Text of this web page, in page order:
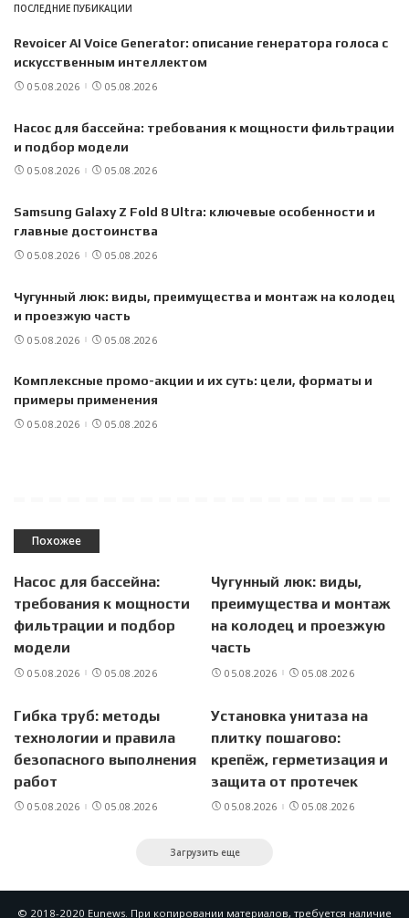
ПОСЛЕДНИЕ ПУБИКАЦИИ
Revoicer AI Voice Generator: описание генератора голоса с
искусственным интеллектом
05.08.2026 05.08.2026
Насос для бассейна: требования к мощности фильтрации
и подбор модели
05.08.2026 05.08.2026
Samsung Galaxy Z Fold 8 Ultra: ключевые особенности и
главные достоинства
05.08.2026 05.08.2026
Чугунный люк: виды, преимущества и монтаж на колодец
и проезжую часть
05.08.2026 05.08.2026
Комплексные промо-акции и их суть: цели, форматы и
примеры применения
05.08.2026 05.08.2026
Похожее
Насос для бассейна:
требования к мощности
фильтрации и подбор
модели
05.08.2026 05.08.2026
Чугунный люк: виды,
преимущества и монтаж
на колодец и проезжую
часть
05.08.2026 05.08.2026
Гибка труб: методы
технологии и правила
безопасного выполнения
работ
05.08.2026 05.08.2026
Установка унитаза на
плитку пошагово:
крепёж, герметизация и
защита от протечек
05.08.2026 05.08.2026
Загрузить еще
© 2018-2020 Eunews. При копировании материалов, требуется наличие